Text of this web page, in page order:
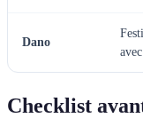
Dano
Checklist